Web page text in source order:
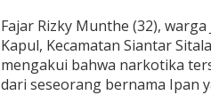
Fajar Rizky Munthe (32),
Kapul, Kecamatan Siantar
mengakui bahwa narkotika
dari seseorang bernama Ipan